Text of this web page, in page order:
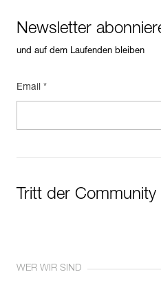
Newsletter
und auf dem Laufenden bleiben
Email *
Tritt der Community
WER WIR SIND